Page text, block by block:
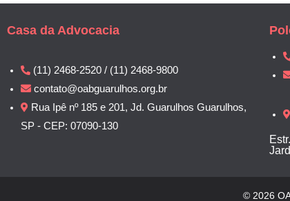
Casa da Advocacia
(11) 2468-2520 / (11) 2468-9800
contato@oabguarulhos.org.br
Rua Ipê nº 185 e 201, Jd. Guarulhos Guarulhos,
SP - CEP: 07090-130
© 2026